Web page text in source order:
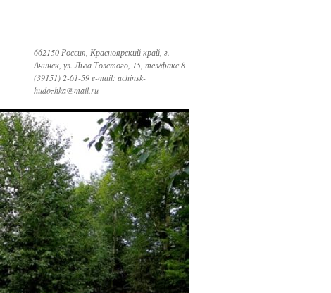
662150 Россия, Красноярский край, г.
Ачинск, ул. Льва Толстого, 15, тел/факс 8
(39151) 2-61-59 e-mail: achinsk-
hudozhka@mail.ru